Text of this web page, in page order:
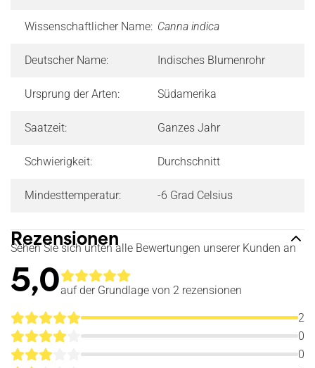
Wissenschaftlicher Name: Canna indica
Deutscher Name: Indisches Blumenrohr
Ursprung der Arten: Südamerika
Saatzeit: Ganzes Jahr
Schwierigkeit: Durchschnitt
Mindesttemperatur: -6 Grad Celsius
Rezensionen
Sehen Sie sich unten alle Bewertungen unserer Kunden an
5,0auf der Grundlage von 2 rezensionen
2
0
0